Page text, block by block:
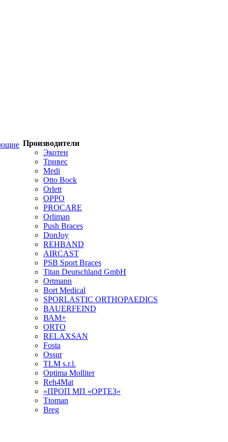
Производители
Экотен
Тривес
Medi
Otto Bock
Orlett
OPPO
PROCARE
Orliman
Push Braces
DonJoy
REHBAND
AIRCAST
PSB Sport Braces
Titan Deutschland GmbH
Ortmann
Bort Medical
SPORLASTIC ORTHOPAEDICS
BAUERFEIND
ВАМ+
ORTO
RELAXSAN
Fosta
Ossur
TLM s.r.l.
Optima Molliter
Reh4Mat
«ПРОП МП «ОРТЕЗ»
Ttoman
Breg